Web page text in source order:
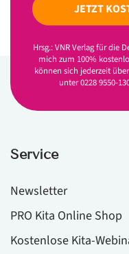
JETZT
Hrsg.: VNR Verlag für die
mich zum 100%
können sich jederzeit
unter 0228 9550-
Service
Newsletter
PRO Kita Online Shop
Kostenlose Kita-